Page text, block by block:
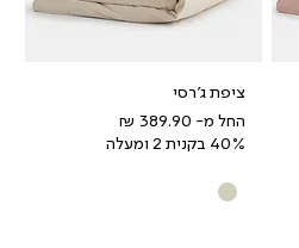
ציפת ג'רסי
החל מ-
מחיר מבצע
40% בקנית 2 ומעלה